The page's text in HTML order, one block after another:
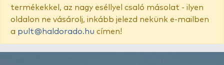
termékekkel, az nagy eséllyel csaló másolat - ilyen
oldalon ne vásárolj, inkább jelezd nekünk e-mailben
a pult@haldorado.hu címen!